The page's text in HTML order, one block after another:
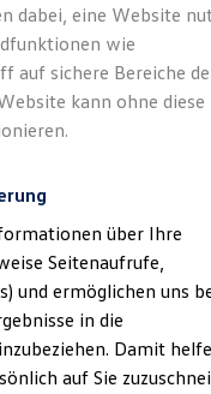
Leasing
Coupé.
dabei, eine Website
wie
auf sichere Bereiche
kann ohne diese
über Ihre
Seitenaufrufe,
und ermöglichen uns
in die
Damit
auf Sie